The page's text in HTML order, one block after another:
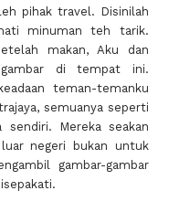
pihak travel. Disinilah
minuman teh tarik.
makan, Aku dan
gambar di tempat ini.
teman-temanku
semuanya seperti
sendiri. Mereka seakan
negeri bukan untuk
gambar-gambar